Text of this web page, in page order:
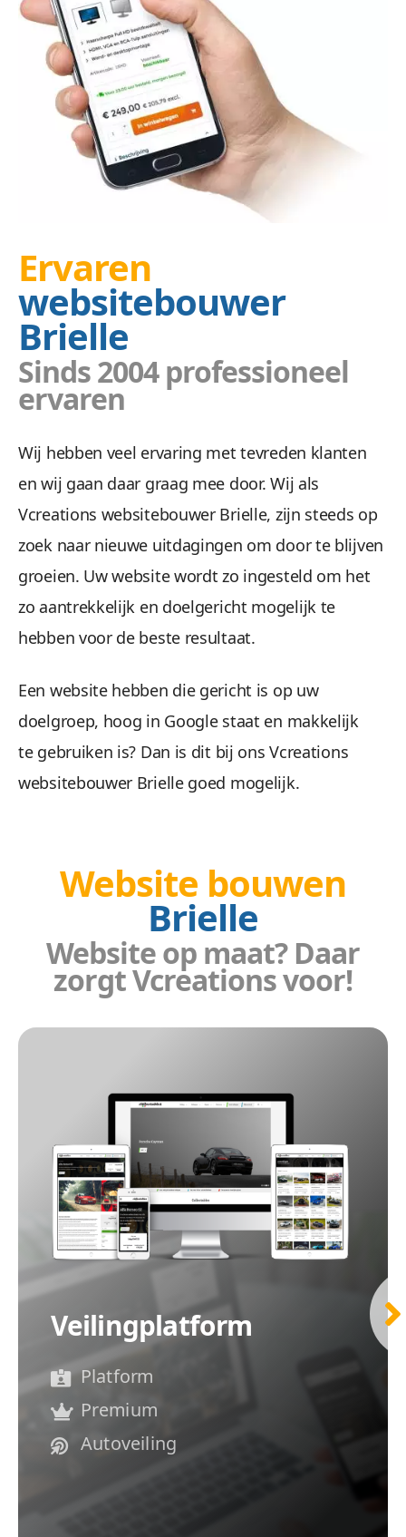
Ervaren
websitebouwer
Brielle
Sinds 2004 professioneel
ervaren
Wij hebben veel ervaring met tevreden klanten
en wij gaan daar graag mee door. Wij als
Vcreations websitebouwer Brielle, zijn steeds op
zoek naar nieuwe uitdagingen om door te blijven
groeien. Uw website wordt zo ingesteld om het
zo aantrekkelijk en doelgericht mogelijk te
hebben voor de beste resultaat.
Een website hebben die gericht is op uw
doelgroep, hoog in Google staat en makkelijk
te gebruiken is? Dan is dit bij ons Vcreations
websitebouwer Brielle goed mogelijk.
Website bouwen
Brielle
Website op maat? Daar
zorgt Vcreations voor!
Veilingplatform
Platform
Premium
Autoveiling
Wij zetten uw doelgroep aan tot actie met
Veilig &
Wees gerust, alle gegevens zijn veilig. We maken
Geen gestuntel. U beheert uw website